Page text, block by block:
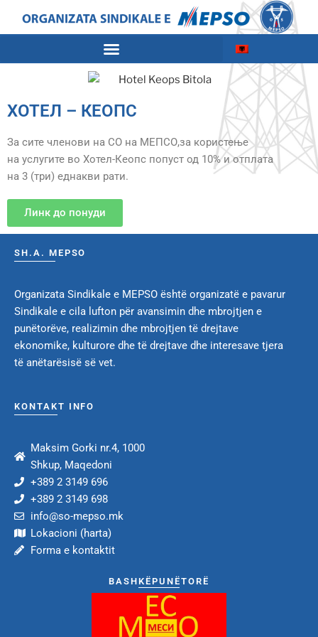
ХОТЕЛ – КЕОПС
За сите членови на СО на МЕПСО,за користење
на услугите во Хотел-Кеопс попуст од 10% и отплата
на 3 (три) еднакви рати.
Линк до понуди
SH.A. MEPSO
Organizata Sindikale e MEPSO është organizatë e pavarur
Sindikale e cila lufton për avansimin dhe mbrojtjen e
punëtorëve, realizimin dhe mbrojtjen të drejtave
ekonomike, kulturore dhe të drejtave dhe interesave tjera
të anëtarësisë së vet.
KONTAKT INFO
Maksim Gorki nr.4, 1000
Shkup, Maqedoni
+389 2 3149 696
+389 2 3149 698
info@so-mepso.mk
Lokacioni (harta)
Forma e kontaktit
BASHKËPUNËTORË